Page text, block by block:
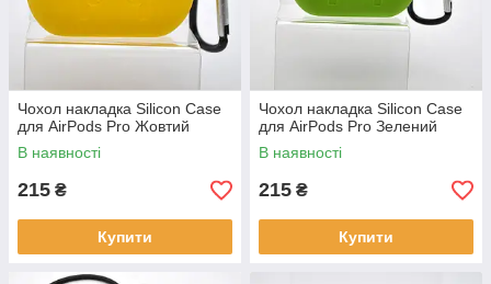
Чохол накладка Silicon Case
для AirPods Pro Жовтий
В наявності
215 ₴
Купити
Чохол накладка Silicon Case
для AirPods Pro Зелений
В наявності
215 ₴
Купити